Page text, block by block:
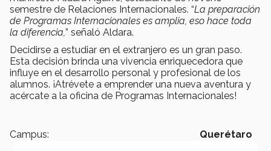
semestre de Relaciones Internacionales. “La preparación
de Programas Internacionales es amplia, eso hace toda
la diferencia,” señaló Aldara.
Decidirse a estudiar en el extranjero es un gran paso.
Esta decisión brinda una vivencia enriquecedora que
influye en el desarrollo personal y profesional de los
alumnos. ¡Atrévete a emprender una nueva aventura y
acércate a la oficina de Programas Internacionales!
Campus: Querétaro